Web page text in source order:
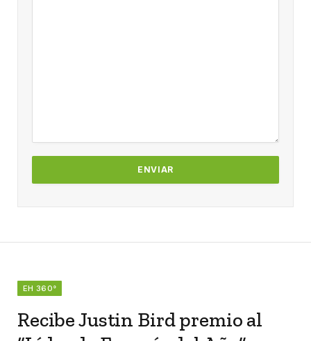
EH 360°
Recibe Justin Bird premio al